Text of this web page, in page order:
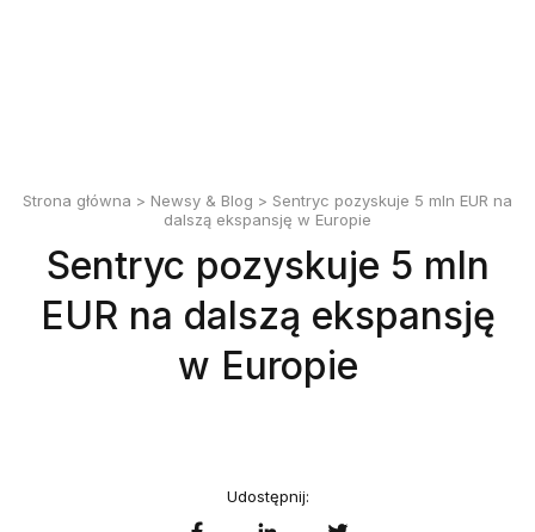
Strona główna > Newsy & Blog > Sentryc pozyskuje 5 mln EUR na
dalszą ekspansję w Europie
Sentryc pozyskuje 5 mln
EUR na dalszą ekspansję
w Europie
Udostępnij: